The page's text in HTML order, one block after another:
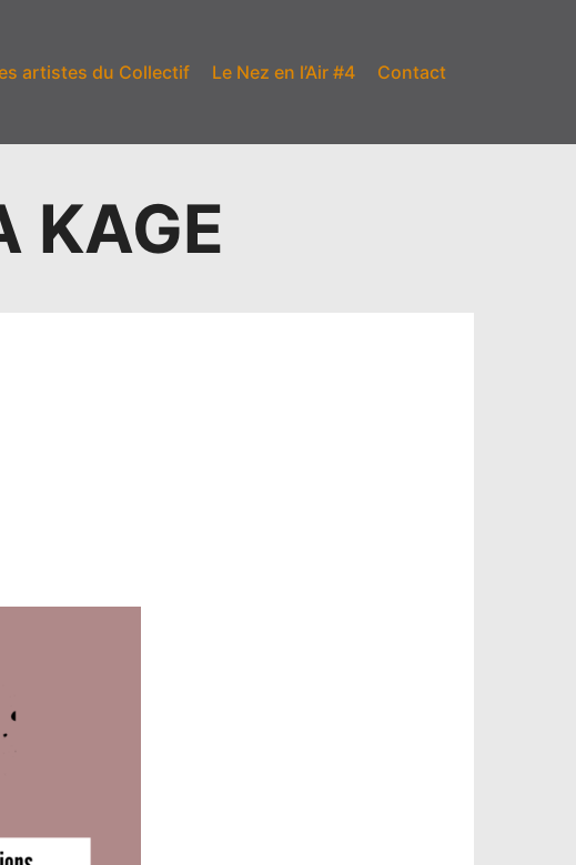
artistes du Collectif Le Nez en l’Air #4 Contact
KAGE